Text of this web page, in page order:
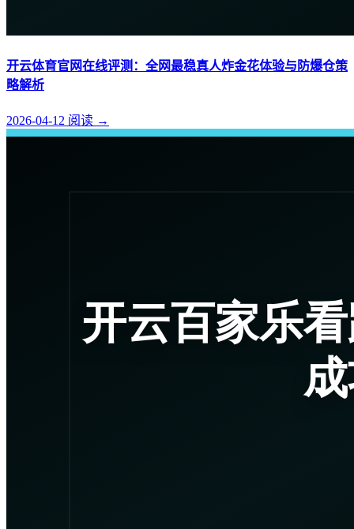
开云体育官网在线评测：全网最稳真人炸金花体验与防爆仓策
略解析
2026-04-12 阅读 →